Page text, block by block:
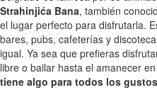
Strahinjića Bana, también
el lugar perfecto para disfrutarla.
bares, pubs, cafeterías y
igual. Ya sea que prefieras
libre o bailar hasta el amanecer
tiene algo para todos los